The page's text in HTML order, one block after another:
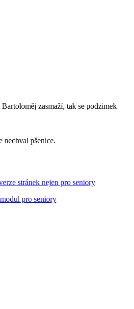
zasmaží, tak se podzimek
nechval pšenice.
stránek nejen pro seniory